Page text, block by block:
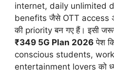
internet, daily unlimited
benefits जैसे OTT access
की priority बन गए हैं। इसी
₹349 5G Plan 2026 पेश
conscious students,
entertainment lovers को